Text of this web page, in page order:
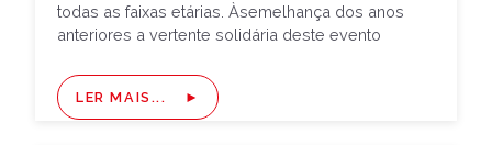
todas as faixas etárias. Àsemelhança dos anos
anteriores a vertente solidária deste evento
LER MAIS...